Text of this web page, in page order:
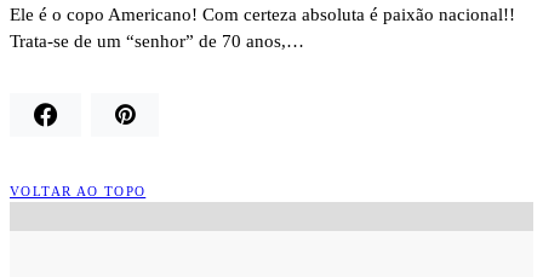
Ele é o copo Americano! Com certeza absoluta é paixão nacional!!
Trata-se de um “senhor” de 70 anos,…
VOLTAR AO TOPO